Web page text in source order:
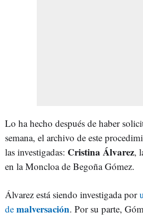
Lo ha hecho después de haber
semana, el archivo de este
las investigadas: Cristina Álvarez,
en la Moncloa de Begoña Gómez.
Álvarez está siendo investigada por
de malversación. Por su parte,